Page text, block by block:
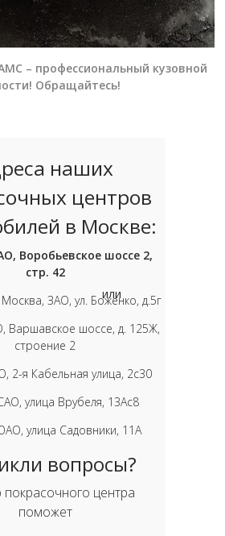
– профессиональный кузовной
Обращайтесь!
наших
центров
в Москве:
Воробьевское шоссе 2,
стр. 42
ЗАО, ул. Боженко, д.5г
Варшавское шоссе, д. 125Ж,
строение 2
2-я Кабельная улица, 2с30
улица Врубеля, 13Ас8
улица Садовники, 11А
вопросы?
центра
поможет
или